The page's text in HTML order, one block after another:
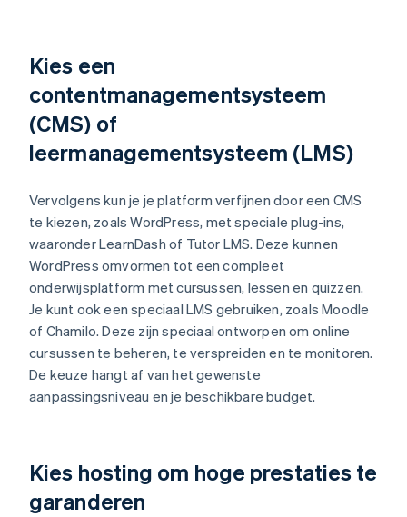
Kies een
contentmanagementsysteem
(CMS) of
leermanagementsysteem (LMS)
Vervolgens kun je je platform verfijnen door een CMS
te kiezen, zoals WordPress, met speciale plug-ins,
waaronder LearnDash of Tutor LMS. Deze kunnen
WordPress omvormen tot een compleet
onderwijsplatform met cursussen, lessen en quizzen.
Je kunt ook een speciaal LMS gebruiken, zoals Moodle
of Chamilo. Deze zijn speciaal ontworpen om online
cursussen te beheren, te verspreiden en te monitoren.
De keuze hangt af van het gewenste
aanpassingsniveau en je beschikbare budget.
Kies hosting om hoge prestaties te
garanderen